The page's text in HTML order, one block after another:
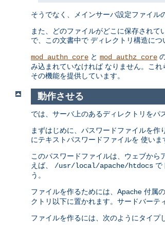
そうでなく、メインサーバ設定ファイル
また、どのファイルがどこに保存され
で、この文書中で ディレクトリ構造に
mod_authn_core と mod_authz_core
み込まれていなければ なりません。こ
その機能を提供しています。
動作させる
では、サーバ上のあるディレクトリをパ
まずはじめに、パスワードファイルを
にテキストパスワードファイルを 使いま
このパスワードファイルは、ウェブか
えば、 /usr/local/apache/htdocs で
う。
ファイルを作るためには、Apache 付属の
クトリ以下に置かれます。サードバーテ
ファイルを作るには、次のようにタイプ